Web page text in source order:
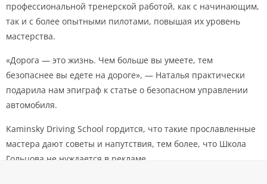
профессиональной тренерской работой, как с начинающим,
так и с более опытными пилотами, повышая их уровень
мастерства.
«Дорога — это жизнь. Чем больше вы умеете, тем
безопаснее вы едете на дороге», — Наталья практически
подарила нам эпиграф к статье о безопасном управлении
автомобиля.
Kaminsky Driving School гордится, что такие прославленные
мастера дают советы и напутствия, тем более, что Школа
Гольцова не нуждается в рекламе.